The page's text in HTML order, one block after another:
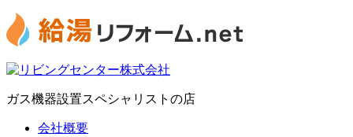
ガス機器設置スペシャリストの店
会社概要